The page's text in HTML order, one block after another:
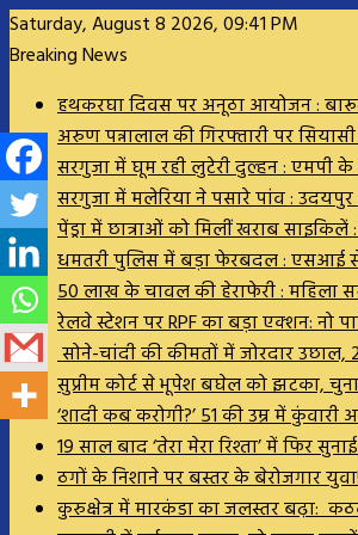
Saturday, August 8 2026, 09:41 PM
Breaking News
हथकरघा दिवस पर अनूठा आयोजन :
अरुण पन्नालाल की गिरफ्तारी पर
सरगुजा में घूम रही लुटेरी दुल्हन : एमपी
सरगुजा में मलेरिया ने पसारे पांव : उदयपुर
पेंड्रा में छात्राओं को मिलीं खराब
धमतरी पुलिस में बड़ा फेरबदल : एसआई
50 लाख के चावल की हेराफेरी :
रेलवे स्टेशन पर RPF का बड़ा एक्शन: नो
सोने-चांदी की कीमतों में जोरदार उछाल,
सुप्रीम कोर्ट से भूपेश बघेल को झटका,
‘शादी कब करोगी?’ 51 की उम्र में
19 साल बाद ‘तेरा मेरा रिश्ता’ में फिर
ठगों के निशाने पर बस्तर के बेरोजगार
कुरुक्षेत्र में मारकंडा का जलस्तर बढ़ा: